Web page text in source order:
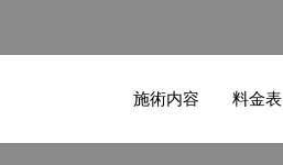
施術内容 料金表